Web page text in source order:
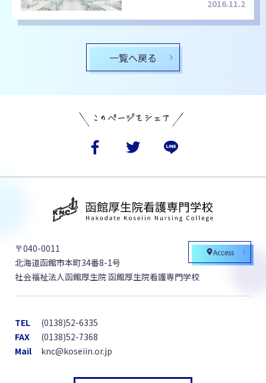
一覧へ戻る
2016.11.2
Access
〒040-0011
北海道函館市本町34番8-1号
社会福祉法人函館厚生院 函館厚生院看護専門学校
TEL
(0138)52-6335
FAX
(0138)52-7368
Mail
knc@koseiin.or.jp